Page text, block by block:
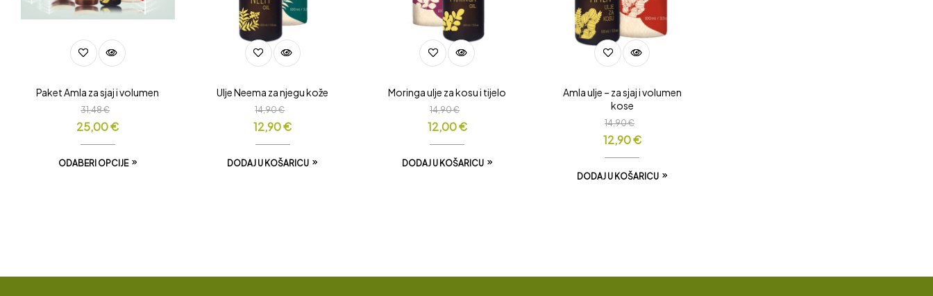
Paket Amla za sjaj i volumen
31,48€
25,00€
ODABERI OPCIJE
Ulje Neema za njegu kože
14,90€
12,90€
DODAJ U KOŠARICU
Moringa ulje za kosu i tijelo
14,90€
12,00€
DODAJ U KOŠARICU
Amla ulje – za sjaj i volumen
kose
14,90€
12,90€
DODAJ U KOŠARICU